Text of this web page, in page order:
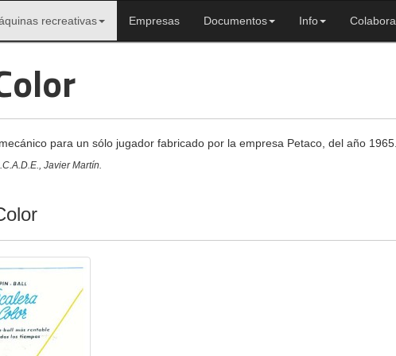
recreativas Empresas Documentos Info Colabora
para un sólo jugador fabricado por la empresa Petaco, del año 1965.
Javier Martín.